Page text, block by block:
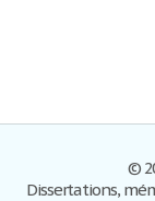
©
Dissertations,